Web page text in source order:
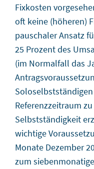
Fixkosten
oft keine (höheren)
pauschaler Ansatz
25 Prozent des
(im Normalfall das
Referenzzeitraum
Selbstständigkeit
wichtige
Monate Dezember
zum